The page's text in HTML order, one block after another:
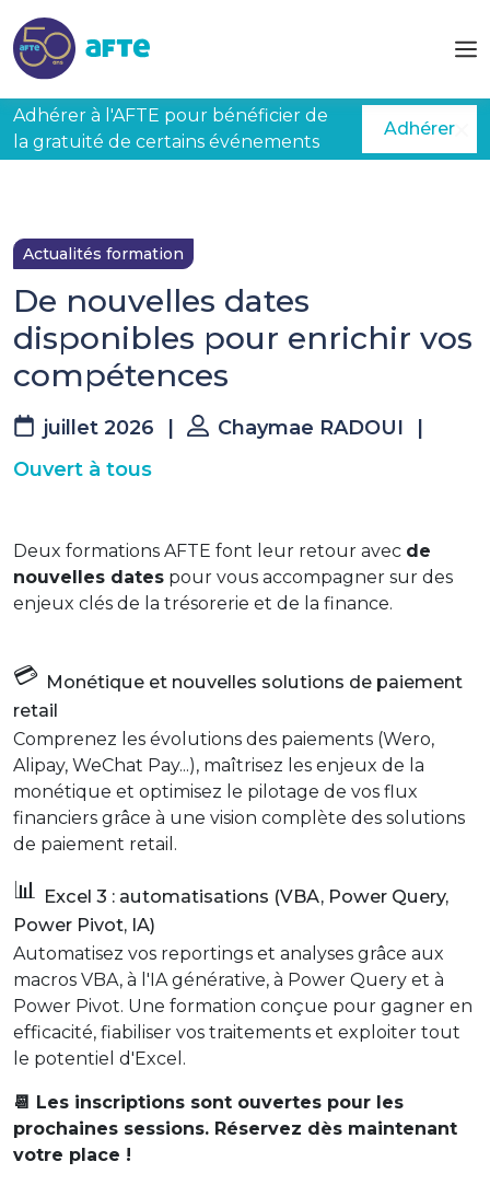
Adhérer à l'AFTE pour bénéficier de
la gratuité de certains événements
Adhérer
Actualités formation
De nouvelles dates
disponibles pour enrichir vos
compétences
juillet 2026 Chaymae RADOUI
Ouvert à tous
Deux formations AFTE font leur retour avec de
nouvelles dates pour vous accompagner sur des
enjeux clés de la trésorerie et de la finance.
💳 Monétique et nouvelles solutions de paiement
retail
Comprenez les évolutions des paiements (Wero,
Alipay, WeChat Pay...), maîtrisez les enjeux de la
monétique et optimisez le pilotage de vos flux
financiers grâce à une vision complète des solutions
de paiement retail.
📊
Excel 3 : automatisations (VBA, Power Query,
Power Pivot, IA)
Automatisez vos reportings et analyses grâce aux
macros VBA, à l'IA générative, à Power Query et à
Power Pivot. Une formation conçue pour gagner en
efficacité, fiabiliser vos traitements et exploiter tout
le potentiel d'Excel.
📆 Les inscriptions sont ouvertes pour les
prochaines sessions. Réservez dès maintenant
votre place !